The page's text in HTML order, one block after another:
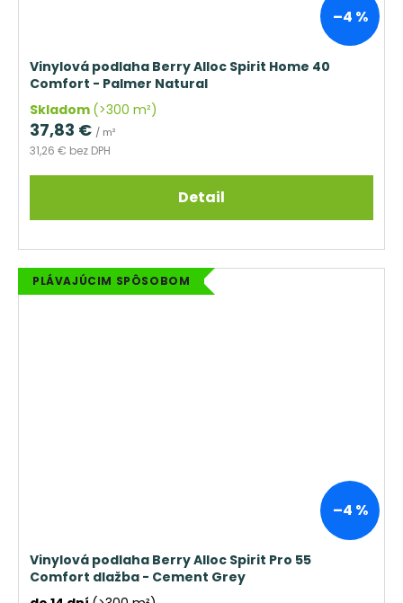
–4 %
Vinylová podlaha Berry Alloc Spirit Home 40
Comfort - Palmer Natural
Skladom (>300 m²)
31,26 € bez DPH
37,83 € / m²
Detail
PLÁVAJÚCIM SPÔSOBOM
–4 %
Vinylová podlaha Berry Alloc Spirit Pro 55
Comfort dlažba - Cement Grey